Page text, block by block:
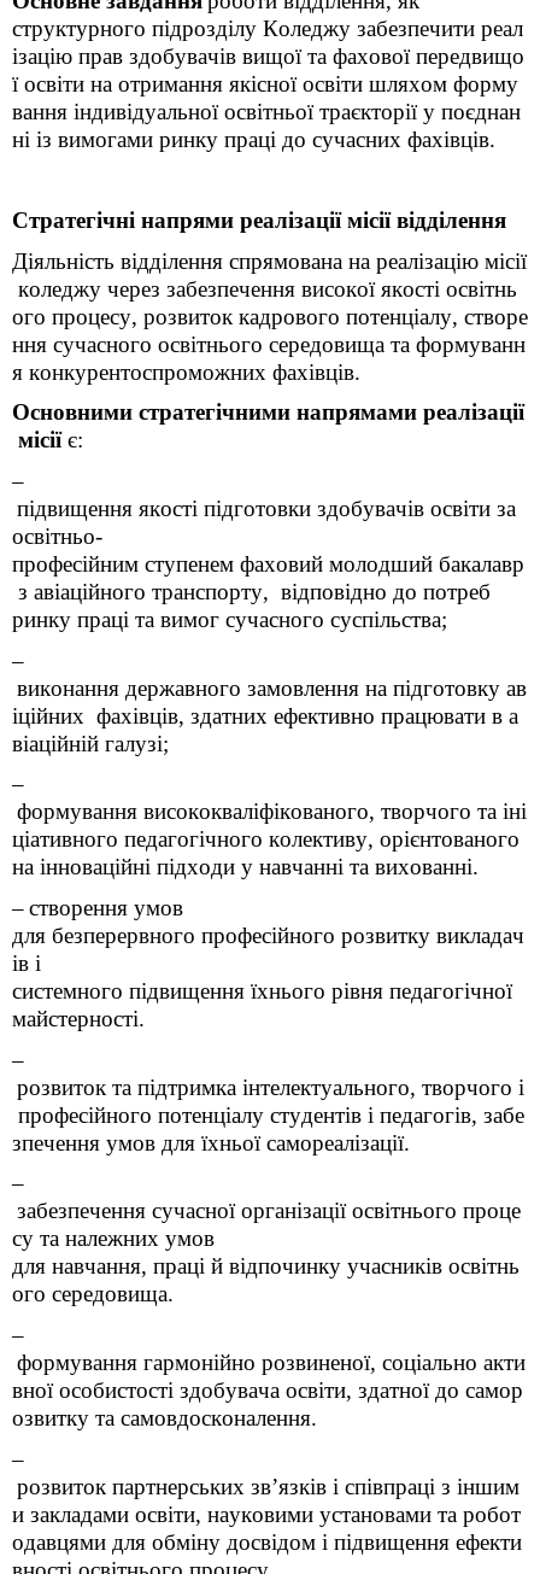
структурного підрозділу Коледжу забезпечити реал
ізацію прав здобувачів вищоїта фахової передвищо
ї освіти на отримання якісної освіти шляхом форму
вання індивідуальної освітньої траєкторіїу поєднан
ні із вимогами ринку праці до сучасних фахівців.
Стратегічні напрями реалізації місії відділення
Діяльність відділення спрямована на реалізацію місії
коледжу через забезпечення високої якості освітнь
ого процесу, розвиток кадрового потенціалу, створе
ння сучасного освітнього середовища та формуванн
я конкурентоспроможних фахівців.
Основними стратегічними напрямами реалізації
місії є:
–
підвищення якості підготовки здобувачів освіти за
освітньо-
професійним ступенем фаховий молодший бакалавр
з авіаційного транспорту, відповідно до потреб
ринку праці та вимог сучасного суспільства;
–
виконання державного замовлення на підготовку ав
іційних фахівців, здатних ефективно працювати в а
віаційній галузі;
–
формування висококваліфікованого, творчого та іні
ціативного педагогічного колективу, орієнтованого
на інноваційні підходи у навчанні та вихованні.
–створення умов
для безперервного професійного розвитку викладач
ів і
системного підвищення їхнього рівня педагогічної
майстерності.
–
розвиток та підтримка інтелектуального, творчого і
професійного потенціалу студентів і педагогів, забе
зпечення умов для їхньої самореалізації.
–
забезпечення сучасної організації освітнього проце
су та належних умов
для навчання, праці й відпочинку учасників освітнь
ого середовища.
–
формування гармонійно розвиненої, соціально акти
вної особистості здобувача освіти, здатноїдо самор
озвитку та самовдосконалення.
–
розвиток партнерських зв’язків і співпраці з іншим
и закладами освіти, науковими установами та робот
одавцями для обміну досвідом і підвищення ефекти